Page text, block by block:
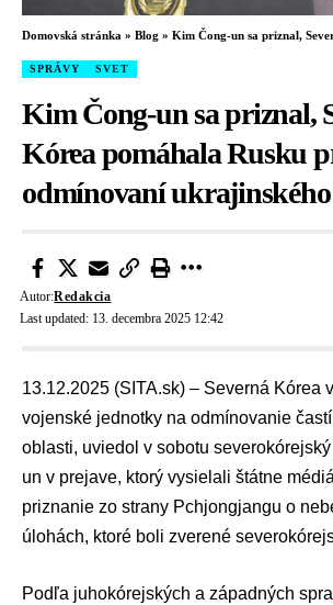
Domovská stránka » Blog » Kim Čong-un sa priznal, Severná Kórea pomáhala
SPRÁVY SVET
Kim Čong-un sa priznal,
Kórea pomáhala Rusku
odmínovaní
Last updated: 13. decembra 2025 12:42
Autor:Redakcia
13.12.2025 (SITA.sk) – Severná Kórea
vojenské jednotky na odmínovanie
oblasti, uviedol v sobotu
un v prejave, ktorý vysielali štátne
priznanie zo strany Pchjongjangu o
úlohách, ktoré boli zverené
Podľa juhokórejských a západných